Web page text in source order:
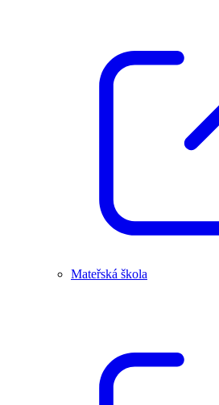
Mateřská škola